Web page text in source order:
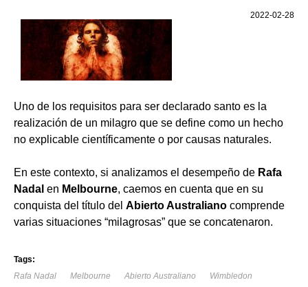
2022-02-28
Uno de los requisitos para ser declarado santo es la
realización de un milagro que se define como un hecho
no explicable científicamente o por causas naturales.
En este contexto, si analizamos el desempeño de Rafa
Nadal en Melbourne, caemos en cuenta que en su
conquista del título del Abierto Australiano comprende
varias situaciones “milagrosas” que se concatenaron.
Tags:
Rafa Nadal
Melbourne Abierto Australiano
Wimbledon